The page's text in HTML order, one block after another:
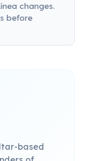
changes.
before
based